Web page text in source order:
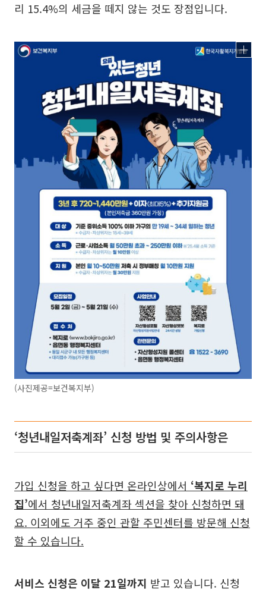
리 15.4%의 세금을 떼지 않는 것도 장점입니다.
(사진제공=보건복지부)
‘청년내일저축계좌’ 신청 방법 및 주의사항은
가입 신청을 하고 싶다면 온라인상에서 ‘복지로 누리
집’에서 청년내일저축계좌 섹션을 찾아 신청하면 돼
요. 이외에도 거주 중인 관할 주민센터를 방문해 신청
할 수 있습니다.
서비스 신청은 이달 21일까지 받고 있습니다. 신청